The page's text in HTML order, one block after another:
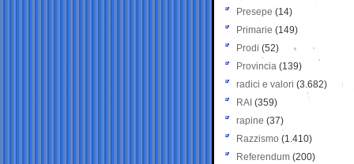
Presepe (14)
Primarie (149)
Prodi (52)
Provincia (139)
radici e valori (3.682)
RAI (359)
rapine (37)
Razzismo (1.410)
Referendum (200)